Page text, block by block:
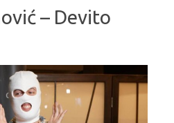
– Devito